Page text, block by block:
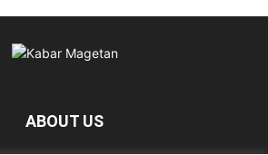
ABOUT US